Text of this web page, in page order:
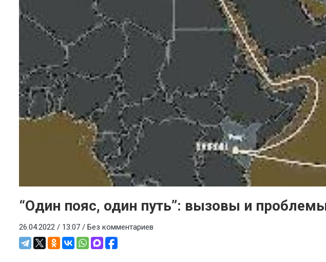
“Один пояс, один путь”: вызовы и
26.04.2022 / 13:07 / Без комментариев